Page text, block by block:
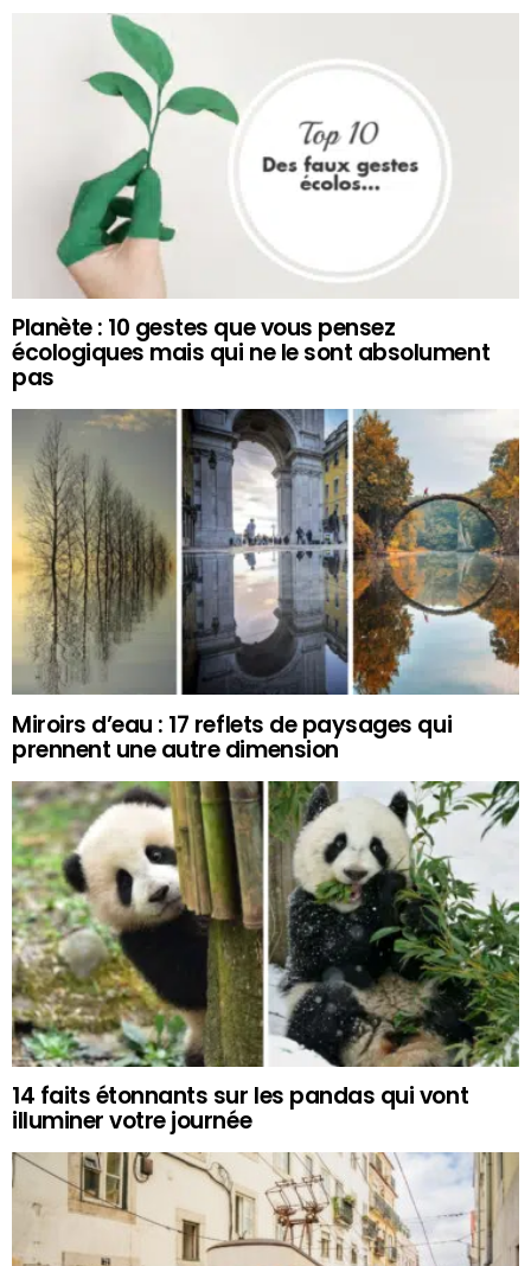
Planète : 10 gestes que vous pensez
écologiques mais qui ne le sont absolument
pas
Miroirs d’eau : 17 reflets de paysages qui
prennent une autre dimension
14 faits étonnants sur les pandas qui vont
illuminer votre journée